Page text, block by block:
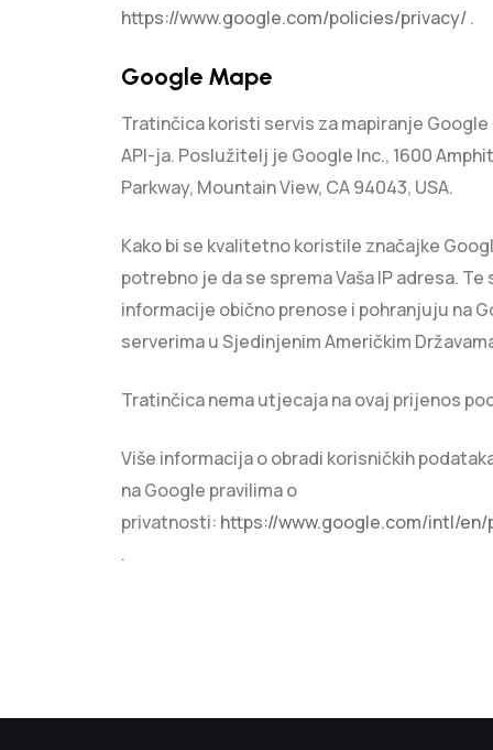
https://www.google.com/policies/privacy/.
Google Mape
Tratinčica koristi servis za mapiranje Google
API-ja. Poslužitelj je Google Inc., 1600
Parkway, Mountain View, CA 94043, USA.
Kako bi se kvalitetno koristile značajke
potrebno je da se sprema Vaša IP adresa. Te
informacije obično prenose i pohranjuju na
serverima u Sjedinjenim Američkim
Tratinčica nema utjecaja na ovaj prijenos
Više informacija o obradi korisničkih
na Google pravilima o
privatnosti: https://www.google.com/intl/
.